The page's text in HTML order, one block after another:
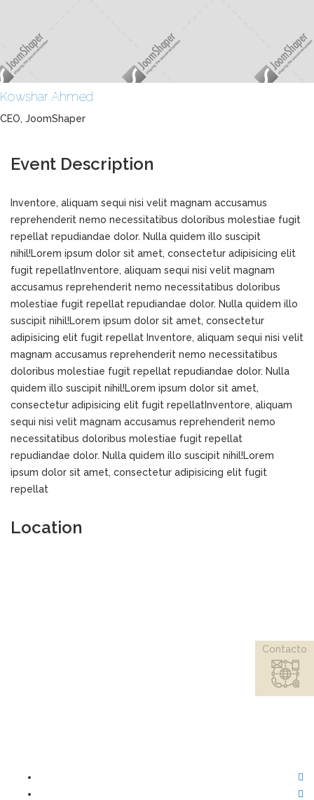
Kowshar Ahmed
CEO, JoomShaper
Event Description
Inventore, aliquam sequi nisi velit magnam accusamus
reprehenderit nemo necessitatibus doloribus molestiae fugit
repellat repudiandae dolor. Nulla quidem illo suscipit
nihil!Lorem ipsum dolor sit amet, consectetur adipisicing elit
fugit repellatInventore, aliquam sequi nisi velit magnam
accusamus reprehenderit nemo necessitatibus doloribus
molestiae fugit repellat repudiandae dolor. Nulla quidem illo
suscipit nihil!Lorem ipsum dolor sit amet, consectetur
adipisicing elit fugit repellat Inventore, aliquam sequi nisi velit
magnam accusamus reprehenderit nemo necessitatibus
doloribus molestiae fugit repellat repudiandae dolor. Nulla
quidem illo suscipit nihil!Lorem ipsum dolor sit amet,
consectetur adipisicing elit fugit repellatInventore, aliquam
sequi nisi velit magnam accusamus reprehenderit nemo
necessitatibus doloribus molestiae fugit repellat
repudiandae dolor. Nulla quidem illo suscipit nihil!Lorem
ipsum dolor sit amet, consectetur adipisicing elit fugit
repellat
Location
Contacto